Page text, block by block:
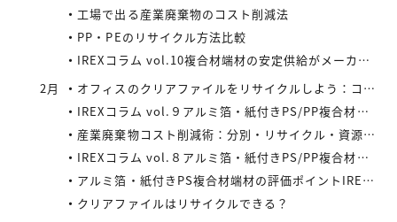
工場で出る産業廃棄物のコスト削減法
PP・PEのリサイクル方法比較
IREXコラム vol.10複合材端材の安定供給がメーカーにもたらすメリット
2月
オフィスのクリアファイルをリサイクルしよう：コストと環境負荷を同時に減らす方法
IREXコラム vol.９アルミ箔・紙付きPS/PP複合材端材の回収スキームと全国対応体制
産業廃棄物コスト削減術：分別・リサイクル・資源化の徹底活用
IREXコラム vol.８アルミ箔・紙付きPS/PP複合材端材をより高く評価するために現場でできること
アルミ箔・紙付きPS複合材端材の評価ポイントIREXコラム vol.7
クリアファイルはリサイクルできる？